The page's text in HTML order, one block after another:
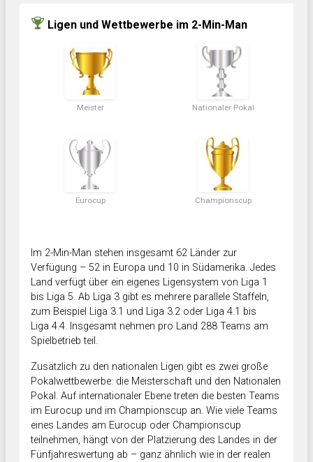
Ligen und Wettbewerbe im 2-Min-Man
Meister Nationaler Pokal
Eurocup Championscup
Im 2-Min-Man stehen insgesamt 62 Länder zur
Verfügung – 52 in Europa und 10 in Südamerika. Jedes
Land verfügt über ein eigenes Ligensystem von Liga 1
bis Liga 5. Ab Liga 3 gibt es mehrere parallele Staffeln,
zum Beispiel Liga 3.1 und Liga 3.2 oder Liga 4.1 bis
Liga 4.4. Insgesamt nehmen pro Land 288 Teams am
Spielbetrieb teil.
Zusätzlich zu den nationalen Ligen gibt es zwei große
Pokalwettbewerbe: die Meisterschaft und den Nationalen
Pokal. Auf internationaler Ebene treten die besten Teams
im Eurocup und im Championscup an. Wie viele Teams
eines Landes am Eurocup oder Championscup
teilnehmen, hängt von der Platzierung des Landes in der
Fünfjahreswertung ab – ganz ähnlich wie in der realen